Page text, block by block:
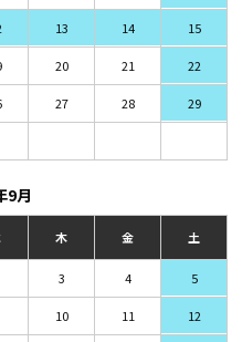
13 14 15
20 21 22
27 28 29
9月
木 金 土
3 4 5
10 11 12